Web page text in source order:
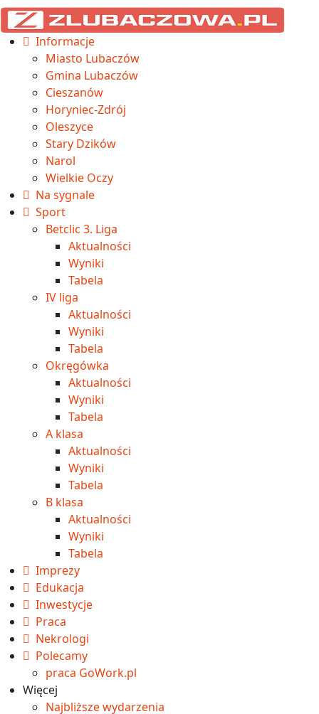
Informacje
Miasto Lubaczów
Gmina Lubaczów
Cieszanów
Horyniec-Zdrój
Oleszyce
Stary Dzików
Narol
Wielkie Oczy
Na sygnale
Sport
Betclic 3. Liga
Aktualności
Wyniki
Tabela
IV liga
Aktualności
Wyniki
Tabela
Okręgówka
Aktualności
Wyniki
Tabela
A klasa
Aktualności
Wyniki
Tabela
B klasa
Aktualności
Wyniki
Tabela
Imprezy
Edukacja
Inwestycje
Praca
Nekrologi
Polecamy
praca GoWork.pl
Więcej
Najbliższe wydarzenia